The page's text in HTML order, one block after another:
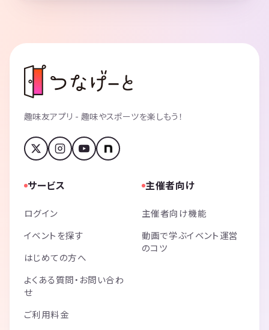
趣味友アプリ - 趣味やスポーツを楽しもう！
サービス
ログイン
イベントを探す
はじめての方へ
よくある質問・お問い合わ
せ
ご利用料金
主催者向け
主催者向け機能
動画で学ぶイベント運営
のコツ